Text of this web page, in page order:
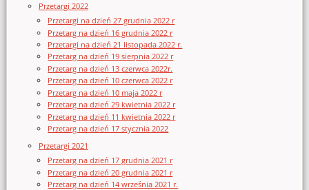
Przetargi 2022
Przetargi na dzień 27 grudnia 2022 r
Przetarg na dzień 16 grudnia 2022 r
Przetargi na dzień 21 listopada 2022 r.
Przetarg na dzień 19 sierpnia 2022 r
Przetarg na dzień 13 czerwca 2022r.
Przetarg na dzień 10 czerwca 2022 r
Przetarg na dzień 10 maja 2022 r
Przetarg na dzień 29 kwietnia 2022 r
Przetarg na dzień 11 kwietnia 2022 r
Przetarg na dzień 17 stycznia 2022
Przetargi 2021
Przetarg na dzień 17 grudnia 2021 r
Przetarg na dzień 20 grudnia 2021 r
Przetarg na dzień 14 września 2021 r.